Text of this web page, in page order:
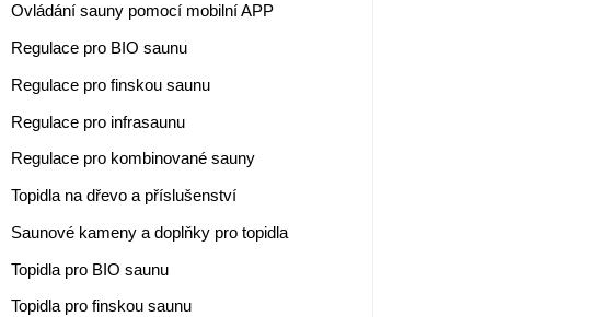
Ovládání sauny pomocí mobilní APP
Regulace pro BIO saunu
Regulace pro finskou saunu
Regulace pro infrasaunu
Regulace pro kombinované sauny
Topidla na dřevo a příslušenství
Saunové kameny a doplňky pro topidla
Topidla pro BIO saunu
Topidla pro finskou saunu